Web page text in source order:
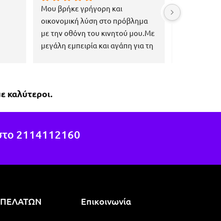
Μου βρήκε γρήγορη και
οικονομική λύση στο πρόβλημα
με την οθόνη του κινητού μου.Με
μεγάλη εμπειρία και αγάπη για τη
μετακίνηση με τη συγκοινωνία,
Εξαιρετική
καλύτεροι.
2114112160
Επικοινωνία